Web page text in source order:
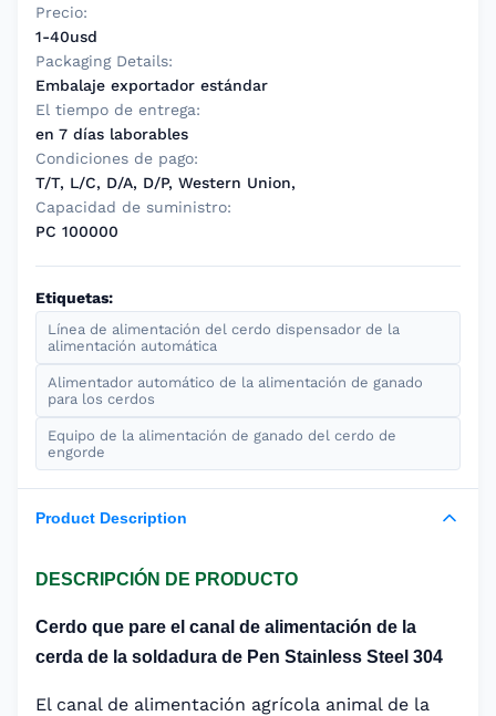
Precio:
1-40usd
Packaging Details:
Embalaje exportador estándar
El tiempo de entrega:
en 7 días laborables
Condiciones de pago:
T/T, L/C, D/A, D/P, Western Union,
Capacidad de suministro:
PC 100000
Etiquetas:
Línea de alimentación del cerdo dispensador de la
alimentación automática
Alimentador automático de la alimentación de ganado
para los cerdos
Equipo de la alimentación de ganado del cerdo de
engorde
Product Description
DESCRIPCIÓN DE PRODUCTO
Cerdo que pare el canal de alimentación de la
cerda de la soldadura de Pen Stainless Steel 304
El canal de alimentación agrícola animal de la